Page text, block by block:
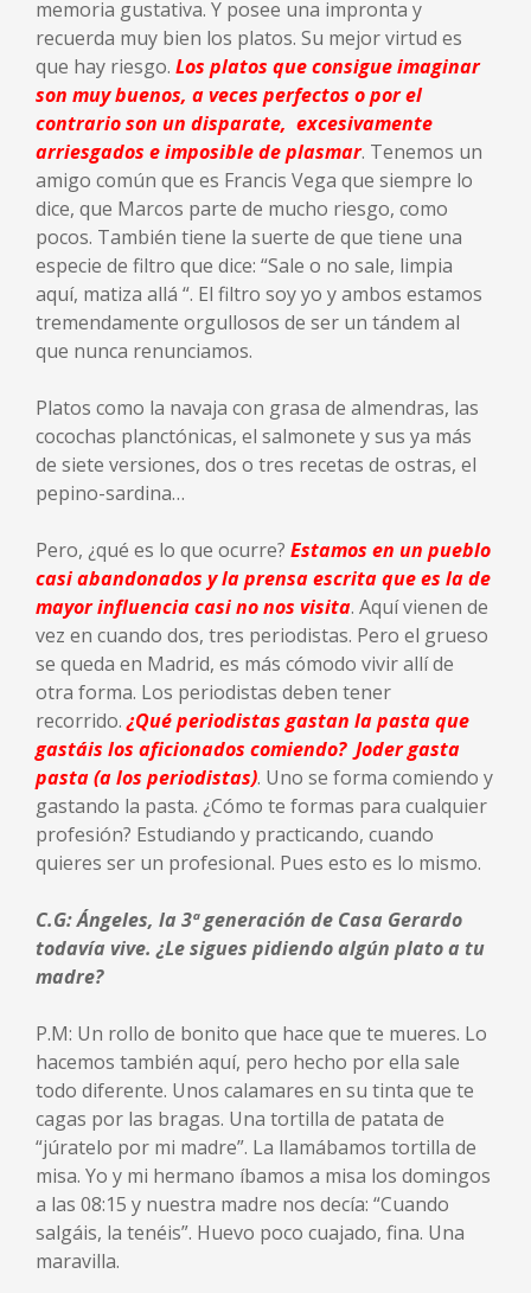
memoria gustativa. Y posee una impronta y
recuerda muy bien los platos. Su mejor virtud es
que hay riesgo. Los platos que consigue imaginar
son muy buenos, a veces perfectos o por el
contrario son un disparate, excesivamente
arriesgados e imposible de plasmar. Tenemos un
amigo común que es Francis Vega que siempre lo
dice, que Marcos parte de mucho riesgo, como
pocos. También tiene la suerte de que tiene una
especie de filtro que dice: “Sale o no sale, limpia
aquí, matiza allá “. El filtro soy yo y ambos estamos
tremendamente orgullosos de ser un tándem al
que nunca renunciamos.
Platos como la navaja con grasa de almendras, las
cocochas planctónicas, el salmonete y sus ya más
de siete versiones, dos o tres recetas de ostras, el
pepino-sardina…
Pero, ¿qué es lo que ocurre? Estamos en un pueblo
casi abandonados y la prensa escrita que es la de
mayor influencia casi no nos visita. Aquí vienen de
vez en cuando dos, tres periodistas. Pero el grueso
se queda en Madrid, es más cómodo vivir allí de
otra forma. Los periodistas deben tener
recorrido.¿Qué periodistas gastan la pasta que
gastáis los aficionados comiendo? Joder gasta
pasta (a los periodistas). Uno se forma comiendo y
gastando la pasta. ¿Cómo te formas para cualquier
profesión? Estudiando y practicando, cuando
quieres ser un profesional. Pues esto es lo mismo.
C.G: Ángeles, la 3ª generación de Casa Gerardo
todavía vive. ¿Le sigues pidiendo algún plato a tu
madre?
P.M: Un rollo de bonito que hace que te mueres. Lo
hacemos también aquí, pero hecho por ella sale
todo diferente. Unos calamares en su tinta que te
cagas por las bragas. Una tortilla de patata de
“júratelo por mi madre”. La llamábamos tortilla de
misa. Yo y mi hermano íbamos a misa los domingos
a las 08:15 y nuestra madre nos decía: “Cuando
salgáis, la tenéis”. Huevo poco cuajado, fina. Una
maravilla.